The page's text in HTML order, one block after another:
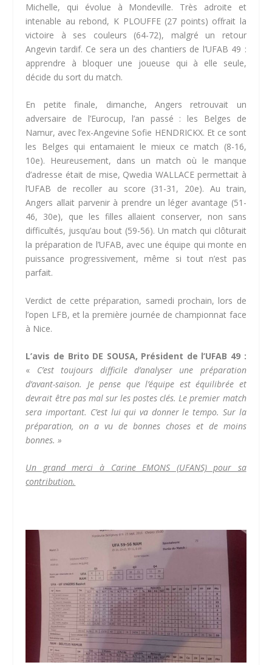
Michelle, qui évolue à Mondeville. Très adroite et
intenable au rebond, K PLOUFFE (27 points) offrait la
victoire à ses couleurs (64-72), malgré un retour
Angevin tardif. Ce sera un des chantiers de l’UFAB 49 :
apprendre à bloquer une joueuse qui à elle seule,
décide du sort du match.
En petite finale, dimanche, Angers retrouvait un
adversaire de l’Eurocup, l’an passé : les Belges de
Namur, avec l’ex-Angevine Sofie HENDRICKX. Et ce sont
les Belges qui entamaient le mieux ce match (8-16,
10e). Heureusement, dans un match où le manque
d’adresse était de mise, Qwedia WALLACE permettait à
l’UFAB de recoller au score (31-31, 20e). Au train,
Angers allait parvenir à prendre un léger avantage (51-
46, 30e), que les filles allaient conserver, non sans
difficultés, jusqu’au bout (59-56). Un match qui clôturait
la préparation de l’UFAB, avec une équipe qui monte en
puissance progressivement, même si tout n’est pas
parfait.
Verdict de cette préparation, samedi prochain, lors de
l’open LFB, et la première journée de championnat face
à Nice.
L’avis de Brito DE SOUSA, Président de l’UFAB 49 :
« C’est toujours difficile d’analyser une préparation
d’avant-saison. Je pense que l’équipe est équilibrée et
devrait être pas mal sur les postes clés. Le premier match
sera important. C’est lui qui va donner le tempo. Sur la
préparation, on a vu de bonnes choses et de moins
bonnes. »
Un grand merci à Carine EMONS (UFANS) pour sa
contribution.